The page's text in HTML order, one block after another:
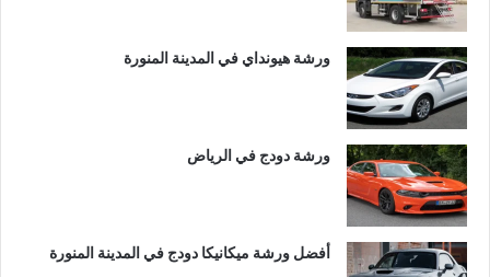
ورشة هيونداي في المدينة المنورة
ورشة دودج في الرياض
أفضل ورشة ميكانيكا دودج في المدينة المنورة